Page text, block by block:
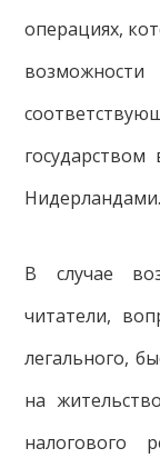
операциях,
Нидерландами.
В случае
читатели,
легального,
на
налогового